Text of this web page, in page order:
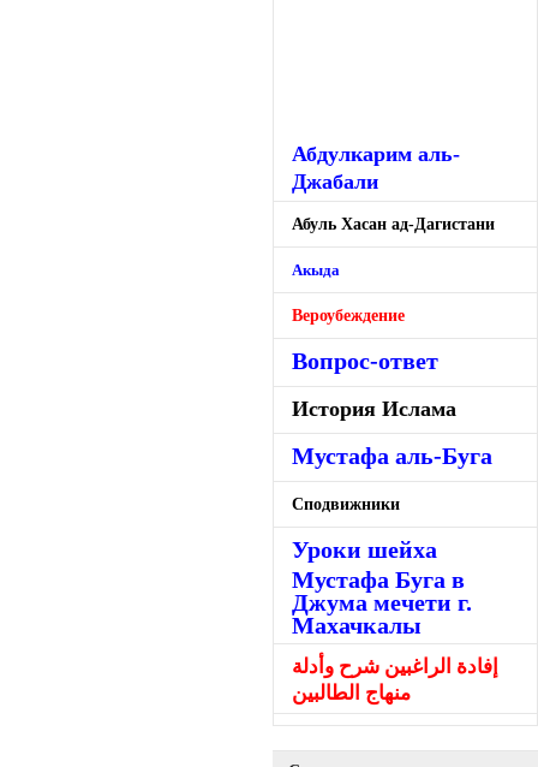
Абдулкарим аль-
Джабали
Абуль Хасан ад-Дагистани
Акыда
Вероубеждение
Вопрос-ответ
История Ислама
Мустафа аль-Буга
Сподвижники
Уроки шейха
Мустафа Буга в
Джума мечети г.
Махачкалы
إفادة الراغبين شرح وأدلة
منهاج الطالبين